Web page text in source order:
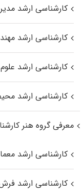
کارشناسی ارشد
کارشناسی ارشد
کارشناسی ارشد
کارشناسی ارشد
معرفی گروه هنر
کارشناسی ارشد
کارشناسی ارشد